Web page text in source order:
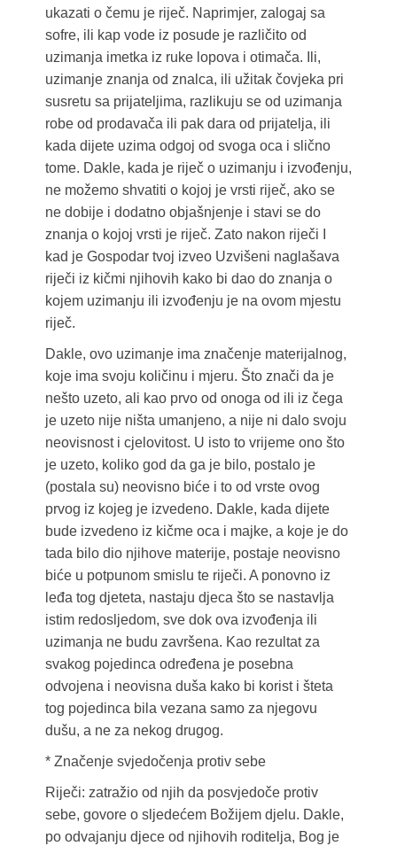
ukazati o čemu je riječ. Naprimjer, zalogaj sa
sofre, ili kap vode iz posude je različito od
uzimanja imetka iz ruke lopova i otimača. Ili,
uzimanje znanja od znalca, ili užitak čovjeka pri
susretu sa prijateljima, razlikuju se od uzimanja
robe od prodavača ili pak dara od prijatelja, ili
kada dijete uzima odgoj od svoga oca i slično
tome. Dakle, kada je riječ o uzimanju i izvođenju,
ne možemo shvatiti o kojoj je vrsti riječ, ako se
ne dobije i dodatno objašnjenje i stavi se do
znanja o kojoj vrsti je riječ. Zato nakon riječi I
kad je Gospodar tvoj izveo Uzvišeni naglašava
riječi iz kičmi njihovih kako bi dao do znanja o
kojem uzimanju ili izvođenju je na ovom mjestu
riječ.
Dakle, ovo uzimanje ima značenje materijalnog,
koje ima svoju količinu i mjeru. Što znači da je
nešto uzeto, ali kao prvo od onoga od ili iz čega
je uzeto nije ništa umanjeno, a nije ni dalo svoju
neovisnost i cjelovitost. U isto to vrijeme ono što
je uzeto, koliko god da ga je bilo, postalo je
(postala su) neovisno biće i to od vrste ovog
prvog iz kojeg je izvedeno. Dakle, kada dijete
bude izvedeno iz kičme oca i majke, a koje je do
tada bilo dio njihove materije, postaje neovisno
biće u potpunom smislu te riječi. A ponovno iz
leđa tog djeteta, nastaju djeca što se nastavlja
istim redosljedom, sve dok ova izvođenja ili
uzimanja ne budu završena. Kao rezultat za
svakog pojedinca određena je posebna
odvojena i neovisna duša kako bi korist i šteta
tog pojedinca bila vezana samo za njegovu
dušu, a ne za nekog drugog.
* Značenje svjedočenja protiv sebe
Riječi: zatražio od njih da posvjedoče protiv
sebe, govore o sljedećem Božijem djelu. Dakle,
po odvajanju djece od njihovih roditelja, Bog je